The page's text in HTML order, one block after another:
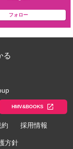
フォロー
る
HMV&BOOKS
採用情報
方針